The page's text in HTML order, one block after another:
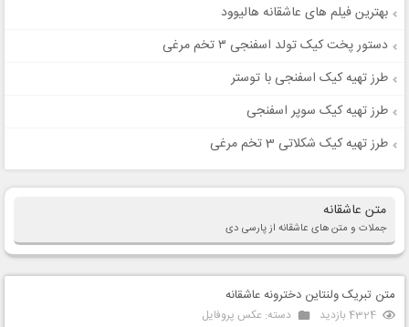
بهترین فیلم های عاشقانه هالیوود
دستور پخت کیک تولد اسفنجی ۳ تخم مرغی
طرز تهیه کیک اسفنجی با توستر
طرز تهیه کیک سوپر اسفنجی
طرز تهیه کیک شکلاتی 3 تخم مرغی
متن عاشقانه
جملات و متن های عاشقانه از پارسی دی
متن تبریک ولنتاین دخترونه عاشقانه
4324 بازدید دسته: عکس پروفایل